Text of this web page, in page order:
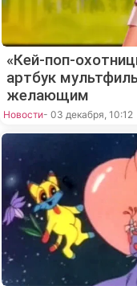
«Кей-поп-
артбук
желающим
Новости- 03 декабря, 10:12